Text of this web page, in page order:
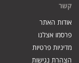
קשר
אודות האתר
פרסמו אצלנו
מדיניות פרטיות
הצהרת נגישות